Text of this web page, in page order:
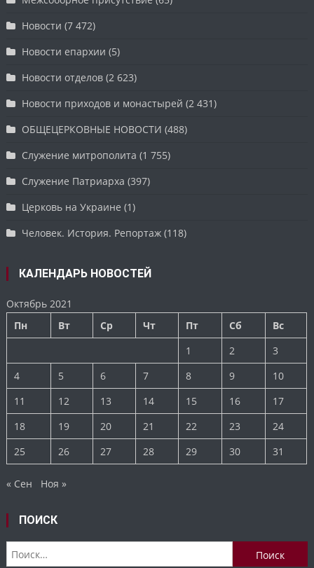
Новости (7 472)
Новости епархии (5)
Новости отделов (2 623)
Новости приходов и монастырей (2 431)
ОБЩЕЦЕРКОВНЫЕ НОВОСТИ (488)
Служение митрополита (1 755)
Служение Патриарха (397)
Церковь на Украине (1)
Человек. История. Репортаж (118)
КАЛЕНДАРЬ НОВОСТЕЙ
Октябрь 2021
Пн
Вт Ср Чт Пт Сб
Вс
1
2
3
4
5 6 7 8 9
10
11
12 13 14 15 16
17
18
19 20 21 22 23
24
25
26 27 28 29 30 31
« Сен Ноя »
ПОИСК
Найти: